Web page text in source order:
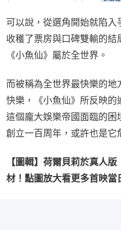
可以說，從選角開始就陷
收穫了票房與口碑雙輸的
《小魚仙》屬於全世界。
而被稱為全世界最快樂的
快樂，《小魚仙》所反映的
這個龐大娛樂帝國面臨的
創立一百周年，或許也是它
【圖輯】荷爾貝莉於真人
材！點圖放大看更多首映當